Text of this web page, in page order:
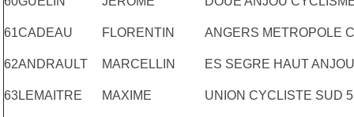
61CADEAU FLORENTIN ANGERS METROPOLE
62ANDRAULT MARCELLIN ES SEGRE HAUT ANJOU
63LEMAITRE MAXIME UNION CYCLISTE SUD